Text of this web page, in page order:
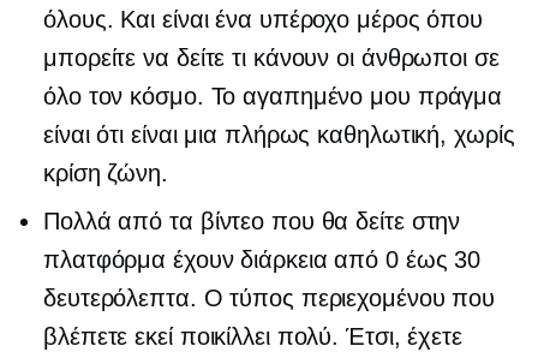
όλους. Και είναι ένα υπέροχο μέρος όπου
μπορείτε να δείτε τι κάνουν οι άνθρωποι σε
όλο τον κόσμο. Το αγαπημένο μου πράγμα
είναι ότι είναι μια πλήρως καθηλωτική, χωρίς
κρίση ζώνη.
Πολλά από τα βίντεο που θα δείτε στην
πλατφόρμα έχουν διάρκεια από 0 έως 30
δευτερόλεπτα. Ο τύπος περιεχομένου που
βλέπετε εκεί ποικίλλει πολύ. Έτσι, έχετε